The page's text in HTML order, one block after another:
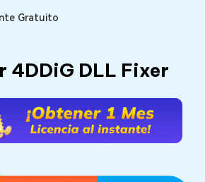
Gratuito
4DDiG DLL Fixer